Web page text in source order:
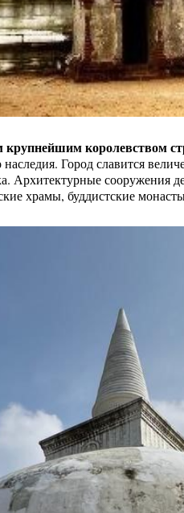
королевством
Город славится
Архитектурные сооружения
храмы, буддистские